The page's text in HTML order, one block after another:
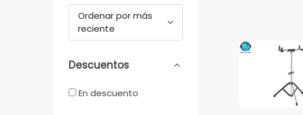
Ordenar por más
reciente
Descuentos
En descuento